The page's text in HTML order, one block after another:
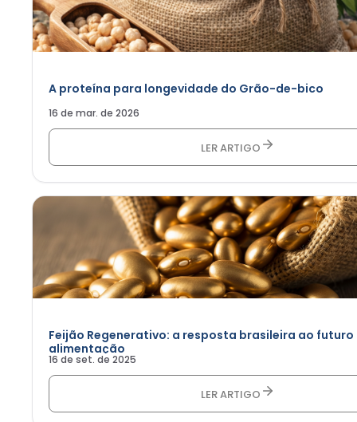
A proteína para longevidade do Grão-de-bico
16 de mar. de 2026
LER ARTIGO
Feijão Regenerativo: a resposta brasileira ao futuro
alimentação
16 de set. de 2025
LER ARTIGO